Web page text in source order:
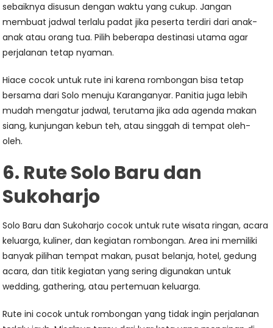
sebaiknya disusun dengan waktu yang cukup. Jangan
membuat jadwal terlalu padat jika peserta terdiri dari anak-
anak atau orang tua. Pilih beberapa destinasi utama agar
perjalanan tetap nyaman.
Hiace cocok untuk rute ini karena rombongan bisa tetap
bersama dari Solo menuju Karanganyar. Panitia juga lebih
mudah mengatur jadwal, terutama jika ada agenda makan
siang, kunjungan kebun teh, atau singgah di tempat oleh-
oleh.
6. Rute Solo Baru dan
Sukoharjo
Solo Baru dan Sukoharjo cocok untuk rute wisata ringan, acara
keluarga, kuliner, dan kegiatan rombongan. Area ini memiliki
banyak pilihan tempat makan, pusat belanja, hotel, gedung
acara, dan titik kegiatan yang sering digunakan untuk
wedding, gathering, atau pertemuan keluarga.
Rute ini cocok untuk rombongan yang tidak ingin perjalanan